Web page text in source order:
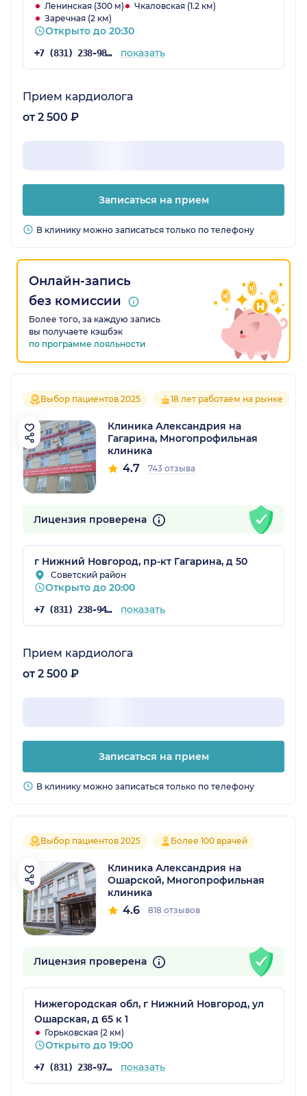
Ленинская (300 м)
Чкаловская (1.2 км)
Заречная (2 км)
Открыто до 20:30
+7 (831) 238-98-86 показать
Прием кардиолога
от 2 500 ₽
Записаться на прием
В клинику можно записаться только по телефону
Онлайн-запись
без комиссии
Более того, за каждую запись
вы получаете кэшбэк
по программе лояльности
Выбор пациентов 2025 18 лет работаем на рынке
Клиника Александрия на
Гагарина, Многопрофильная
клиника
4.7 743 отзыва
Лицензия проверена
г Нижний Новгород, пр-кт Гагарина, д 50
Советский район
Открыто до 20:00
+7 (831) 238-94-87 показать
Прием кардиолога
от 2 500 ₽
Записаться на прием
В клинику можно записаться только по телефону
Выбор пациентов 2025 Более 100 врачей
Клиника Александрия на
Ошарской, Многопрофильная
клиника
4.6 818 отзывов
Лицензия проверена
Нижегородская обл, г Нижний Новгород, ул
Ошарская, д 65 к 1
Горьковская (2 км)
Открыто до 19:00
+7 (831) 238-97-02 показать